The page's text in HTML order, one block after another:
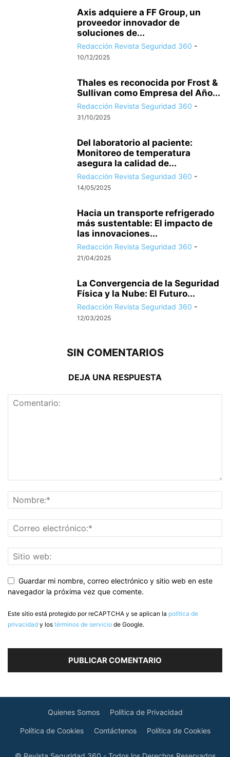
Axis adquiere a FF Group, un
proveedor innovador de
soluciones de...
Redacción Revista Seguridad 360 -
10/12/2025
Thales es reconocida por Frost &
Sullivan como Empresa del Año...
Redacción Revista Seguridad 360 -
31/10/2025
Del laboratorio al paciente:
Monitoreo de temperatura
asegura la calidad de...
Redacción Revista Seguridad 360 -
14/05/2025
Hacia un transporte refrigerado
más sustentable: El impacto de
las innovaciones...
Redacción Revista Seguridad 360 -
21/04/2025
La Convergencia de la Seguridad
Física y la Nube: El Futuro...
Redacción Revista Seguridad 360 -
12/03/2025
SIN COMENTARIOS
DEJA UNA RESPUESTA
Guardar mi nombre, correo electrónico y sitio web en este
navegador la próxima vez que comente.
Este sitio está protegido por reCAPTCHA y se aplican la política de
privacidad y los términos de servicio de Google.
Quienes Somos Política de Privacidad
Política de Cookies Contáctenos Política de Cookies